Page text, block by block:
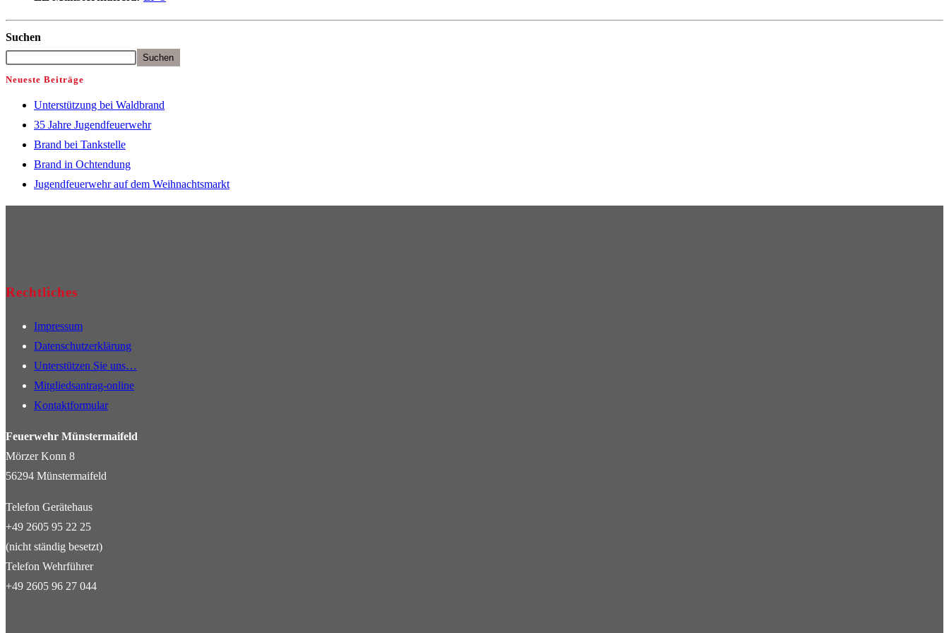
Suchen
Suchen
Neueste Beiträge
Unterstützung bei Waldbrand
35 Jahre Jugendfeuerwehr
Brand bei Tankstelle
Brand in Ochtendung
Jugendfeuerwehr auf dem Weihnachtsmarkt
Rechtliches
Impressum
Datenschutzerklärung
Unterstützen Sie uns…
Mitgliedsantrag-online
Kontaktformular
Feuerwehr Münstermaifeld
Mörzer Konn 8
56294 Münstermaifeld
Telefon Gerätehaus
+49 2605 95 22 25
(nicht ständig besetzt)
Telefon Wehrführer
+49 2605 96 27 044